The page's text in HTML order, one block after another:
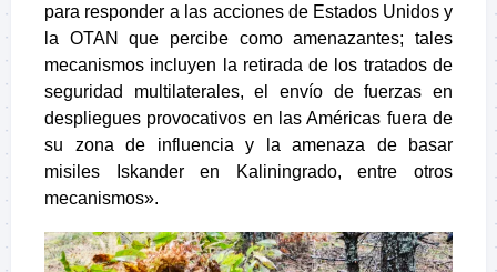
para responder a las acciones de Estados Unidos y
la OTAN que percibe como amenazantes; tales
mecanismos incluyen la retirada de los tratados de
seguridad multilaterales, el envío de fuerzas en
despliegues provocativos en las Américas fuera de
su zona de influencia y la amenaza de basar
misiles Iskander en Kaliningrado, entre otros
mecanismos».